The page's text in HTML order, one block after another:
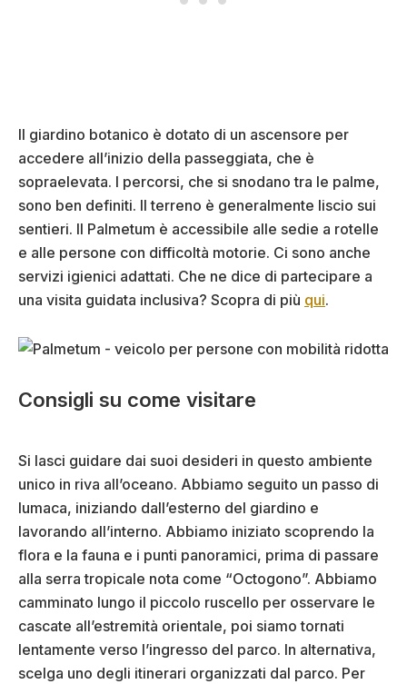
Il giardino botanico è dotato di un ascensore per
accedere all’inizio della passeggiata, che è
sopraelevata. I percorsi, che si snodano tra le palme,
sono ben definiti. Il terreno è generalmente liscio sui
sentieri. Il Palmetum è accessibile alle sedie a rotelle
e alle persone con difficoltà motorie. Ci sono anche
servizi igienici adattati. Che ne dice di partecipare a
una visita guidata inclusiva? Scopra di più qui.
Consigli su come visitare
Si lasci guidare dai suoi desideri in questo ambiente
unico in riva all’oceano. Abbiamo seguito un passo di
lumaca, iniziando dall’esterno del giardino e
lavorando all’interno. Abbiamo iniziato scoprendo la
flora e la fauna e i punti panoramici, prima di passare
alla serra tropicale nota come “Octogono”. Abbiamo
camminato lungo il piccolo ruscello per osservare le
cascate all’estremità orientale, poi siamo tornati
lentamente verso l’ingresso del parco. In alternativa,
scelga uno degli itinerari organizzati dal parco. Per